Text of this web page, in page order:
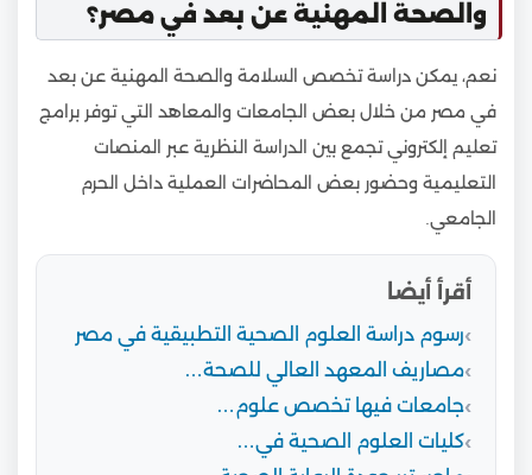
والصحة المهنية عن بعد في مصر؟
نعم، يمكن دراسة تخصص السلامة والصحة المهنية عن بعد
في مصر من خلال بعض الجامعات والمعاهد التي توفر برامج
تعليم إلكتروني تجمع بين الدراسة النظرية عبر المنصات
التعليمية وحضور بعض المحاضرات العملية داخل الحرم
الجامعي.
أقرأ أيضا
رسوم دراسة العلوم الصحية التطبيقية في مصر
مصاريف المعهد العالي للصحة…
جامعات فيها تخصص علوم…
كليات العلوم الصحية في…